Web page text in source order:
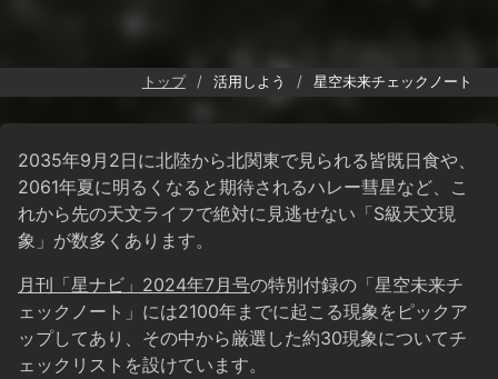
トップ 活用しよう 星空未来チェックノート
2035年9月2日に北陸から北関東で見られる皆既日食や、
2061年夏に明るくなると期待されるハレー彗星など、こ
れから先の天文ライフで絶対に見逃せない「S級天文現
象」が数多くあります。
月刊「星ナビ」2024年7月号の特別付録の「星空未来チ
ェックノート」には2100年までに起こる現象をピックア
ップしてあり、その中から厳選した約30現象についてチ
ェックリストを設けています。